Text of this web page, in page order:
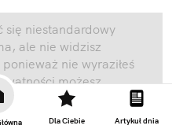
Dla Ciebie Artykuł dnia
się niestandardowy
ale nie widzisz
nie wyraziłeś
możesz